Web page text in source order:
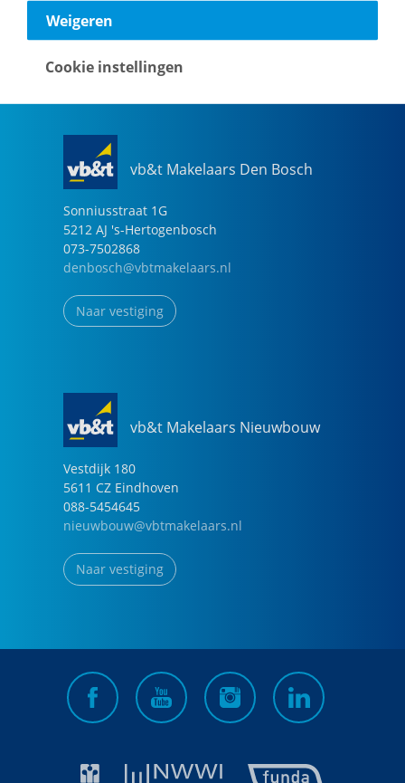
vb&t Makelaars Den Bosch
Sonniusstraat 1G
5212 AJ 's-Hertogenbosch
073-7502868
denbosch@vbtmakelaars.nl
Naar vestiging
vb&t Makelaars Nieuwbouw
Vestdijk 180
5611 CZ Eindhoven
088-5454645
nieuwbouw@vbtmakelaars.nl
Naar vestiging
Weigeren
Cookie instellingen